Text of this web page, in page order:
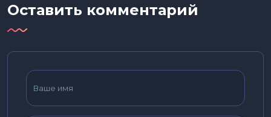
Оставить комментарий